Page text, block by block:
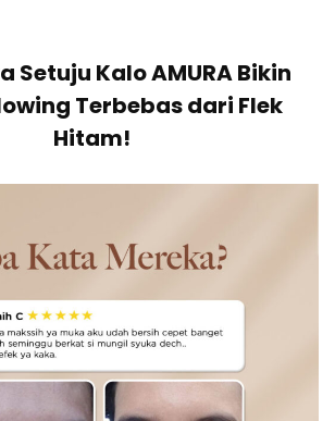
Setuju Kalo AMURA Bikin
Terbebas dari Flek
Hitam!